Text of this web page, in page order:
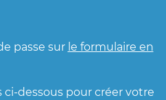
passe sur le formulaire en
dessous pour créer votre